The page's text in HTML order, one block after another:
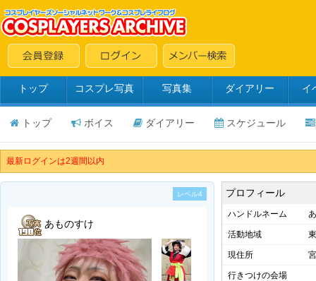
トップ コスプレ写真 写真集 ダイアリー イ
トップ ボイス ダイアリー スケジュール
最新ログインは2週間以内
レベル4
あものすけ
プロフィール
ハンドルネーム
活動地域
現住所
行きつけの会場